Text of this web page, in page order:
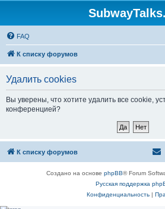
FAQ
К списку форумов
Удалить cookies
Вы уверены, что хотите удалить все cookie,
конференцией?
К списку форумов
Создано на основе phpBB® Forum
Русская поддержка
Конфиденциальность|